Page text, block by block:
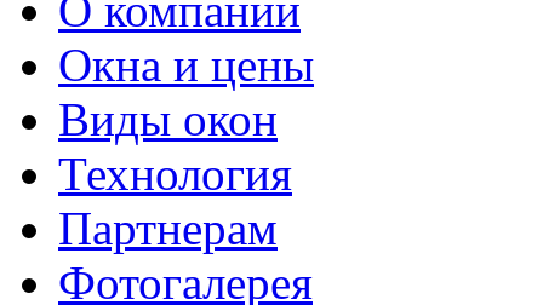
Окна и цены
Виды окон
Технология
Партнерам
Фотогалерея